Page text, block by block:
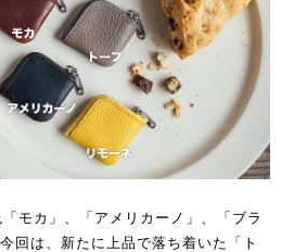
モカ」、「アメリカーノ」、「ブラ
回は、新たに上品で落ち着いた「ト